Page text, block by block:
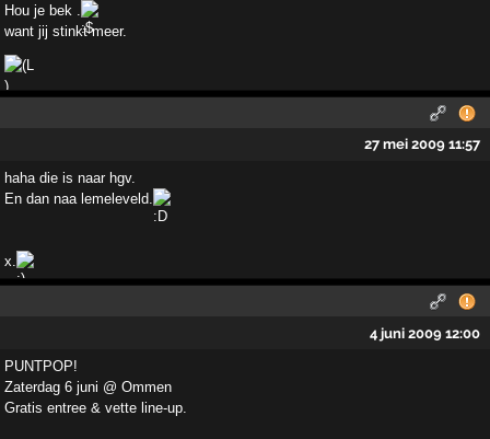
Hou je bek .
want jij stinkt meer.
27 mei 2009 11:57
haha die is naar hgv.
En dan naa lemeleveld.
x.
4 juni 2009 12:00
PUNTPOP!
Zaterdag 6 juni @ Ommen
Gratis entree & vette line-up.